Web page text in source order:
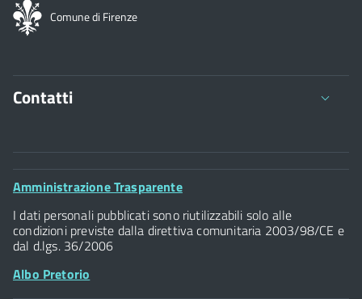
Comune di Firenze
Contatti
Comune di Firenze
Palazzo Vecchio
Piazza della Signoria - 50122, Firenze
P.IVA 01307110484
Footer
Amministrazione Trasparente
I dati personali pubblicati sono riutilizzabili solo alle
condizioni previste dalla direttiva comunitaria 2003/98/CE e
dal d.lgs. 36/2006
Albo Pretorio